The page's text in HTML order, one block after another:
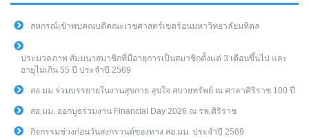
สหกรณ์เข้าพบคณบดีคณะเวชศาสตร์เขตร้อนมหาวิทยาลัยมหิดล
ประมวลภาพ สัมมนาสมาชิกที่มีอายุการเป็นสมาชิกตั้งแต่ 3 เดือนขึ้นไป และ
อายุไม่เกิน 55 ปี ประจำปี 2569
สอ.มม.ร่วมบรรยายในงานสุขกาย สุขใจ สบายทรัพย์ ณ ศาลาศิริราช 100 ปี
สอ.มม. ออกบูธร่วมงาน Financial Day 2026 ณ รพ.ศิริราช
กิจกรรมช่วงก่อนวันสงกรานต์ของทาง สอ.มม. ประจำปี 2569